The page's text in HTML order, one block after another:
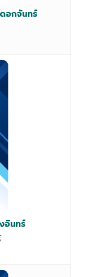
อกจันทร์
อินทร์